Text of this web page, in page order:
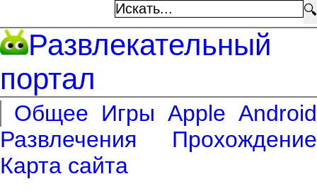
🔍
Развлекательный
портал
Общее Игры Apple Android
Развлечения
Прохождение
Карта сайта